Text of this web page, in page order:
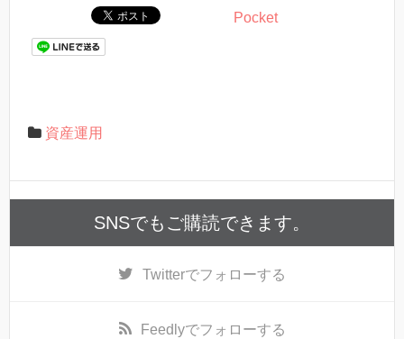
Pocket
資産運用
SNSでもご購読できます。
Twitterでフォローする
Feedlyでフォローする